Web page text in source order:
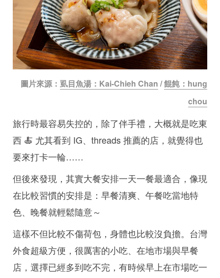
圖片來源： 虱目魚湯：Kai-Chieh Chan /餛飩：hung
chou
旅行時最容易失控的，除了伴手禮，大概就是吃東
西 🍝 尤其看到 IG、threads 推薦的店，就覺得也
要來打卡一輪……
但後來發現，其實大餐安排一天一餐最適合，像現
在比較習慣的安排是：早餐清爽、午餐吃當地特
色、晚餐就輕鬆隨意～
這樣不但比較不傷荷包，身體也比較沒負擔。台灣
外食超級方便，很厲害的小吃、在地市場與早餐
店，選擇已經多到吃不完，有時候早上在市場吃一